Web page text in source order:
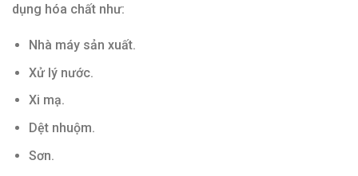
dụng hóa chất như:
Nhà máy sản xuất.
Xử lý nước.
Xi mạ.
Dệt nhuộm.
Sơn.